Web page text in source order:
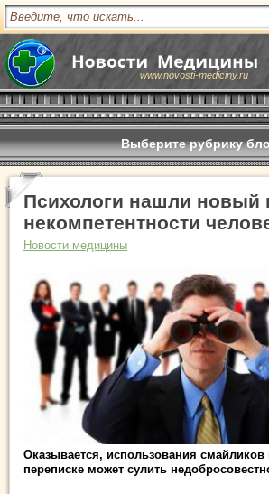
www.novosti-mediciny.ru
Выберите рубрику
Психологи нашли новый
некомпетентности
Новости медицины
Оказывается, использования смайликов
переписке может сулить